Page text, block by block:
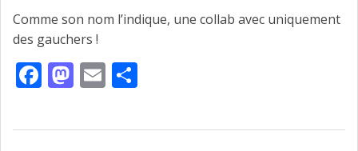
Comme son nom l’indique, une collab avec uniquement
des gauchers !
Facebook
Mastodon
Email